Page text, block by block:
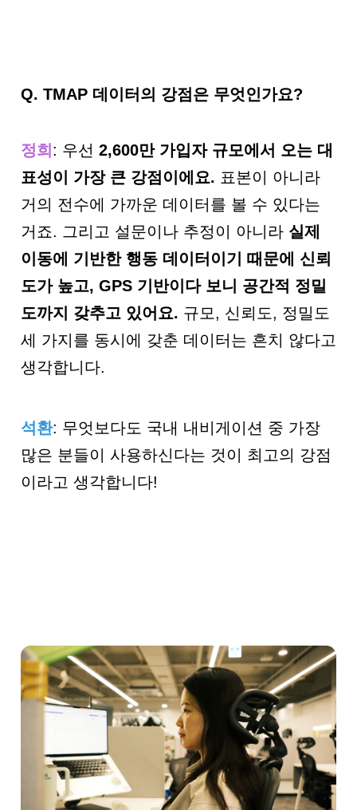
Q. TMAP 데이터의 강점은 무엇인가요?
정희: 우선 2,600만 가입자 규모에서 오는 대
표성이 가장 큰 강점이에요. 표본이 아니라
거의 전수에 가까운 데이터를 볼 수 있다는
거죠. 그리고 설문이나 추정이 아니라 실제
이동에 기반한 행동 데이터이기 때문에 신뢰
도가 높고, GPS 기반이다 보니 공간적 정밀
도까지 갖추고 있어요. 규모, 신뢰도, 정밀도
세 가지를 동시에 갖춘 데이터는 흔치 않다고
생각합니다.
석환: 무엇보다도 국내 내비게이션 중 가장
많은 분들이 사용하신다는 것이 최고의 강점
이라고 생각합니다!